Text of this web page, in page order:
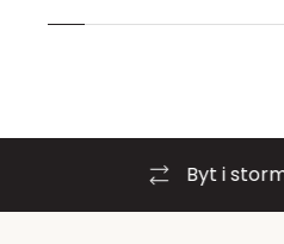
Byt i